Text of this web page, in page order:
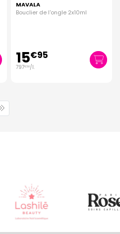
MAVALA
Bouclier de l'ongle 2x10ml
15€95
797€50/l.